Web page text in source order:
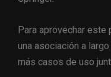
Para aprovechar este
una asociación a
más casos de uso